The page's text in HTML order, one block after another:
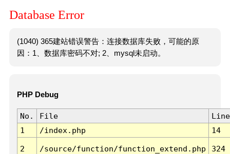
Database Error
(1040) 365建站错误警告：连接数据库失败，可能的原
因：1、数据库密码不对; 2、mysql未启动。
PHP Debug
No. File
Line
1
/index.php 14
2 /source/function/function_extend.php 324